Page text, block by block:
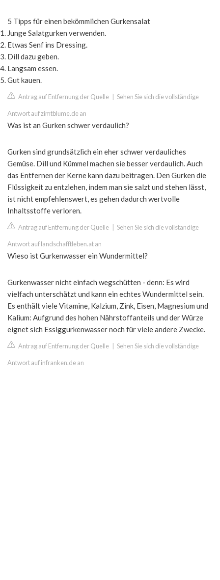
5 Tipps für einen bekömmlichen Gurkensalat
Junge Salatgurken verwenden.
Etwas Senf ins Dressing.
Dill dazu geben.
Langsam essen.
Gut kauen.
Antrag auf Entfernung der Quelle Sehen Sie sich die vollständige
Antwort auf zimtblume.de an
Was ist an Gurken schwer verdaulich?
Gurken sind grundsätzlich ein eher schwer verdauliches
Gemüse. Dill und Kümmel machen sie besser verdaulich. Auch
das Entfernen der Kerne kann dazu beitragen. Den Gurken die
Flüssigkeit zu entziehen, indem man sie salzt und stehen lässt,
ist nicht empfehlenswert, es gehen dadurch wertvolle
Inhaltsstoffe verloren.
Antrag auf Entfernung der Quelle Sehen Sie sich die vollständige
Antwort auf landschafftleben.at an
Wieso ist Gurkenwasser ein Wundermittel?
Gurkenwasser nicht einfach wegschütten - denn: Es wird
vielfach unterschätzt und kann ein echtes Wundermittel sein.
Es enthält viele Vitamine, Kalzium, Zink, Eisen, Magnesium und
Kalium: Aufgrund des hohen Nährstoffanteils und der Würze
eignet sich Essiggurkenwasser noch für viele andere Zwecke.
Antrag auf Entfernung der Quelle Sehen Sie sich die vollständige
Antwort auf infranken.de an